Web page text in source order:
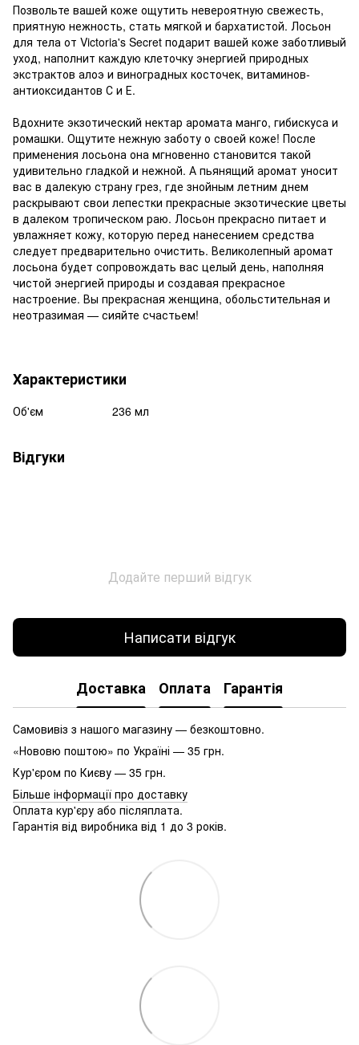
Позвольте вашей коже ощутить невероятную свежесть,
приятную нежность, стать мягкой и бархатистой. Лосьон
для тела от Victoria's Secret подарит вашей коже заботливый
уход, наполнит каждую клеточку энергией природных
экстрактов алоэ и виноградных косточек, витаминов-
антиоксидантов С и Е.
Вдохните экзотический нектар аромата манго, гибискуса и
ромашки. Ощутите нежную заботу о своей коже! После
применения лосьона она мгновенно становится такой
удивительно гладкой и нежной. А пьянящий аромат уносит
вас в далекую страну грез, где знойным летним днем
раскрывают свои лепестки прекрасные экзотические цветы
в далеком тропическом раю. Лосьон прекрасно питает и
увлажняет кожу, которую перед нанесением средства
следует предварительно очистить. Великолепный аромат
лосьона будет сопровождать вас целый день, наполняя
чистой энергией природы и создавая прекрасное
настроение. Вы прекрасная женщина, обольстительная и
неотразимая — сияйте счастьем!
Характеристики
Об'єм 236 мл
Відгуки
Додайте перший відгук
Написати відгук
Доставка Оплата Гарантія
Самовивіз з нашого магазину — безкоштовно.
«Нововю поштою» по Україні — 35 грн.
Кур'єром по Києву — 35 грн.
Більше інформації про доставку
Оплата кур'єру або післяплата.
Гарантія від виробника від 1 до 3 років.